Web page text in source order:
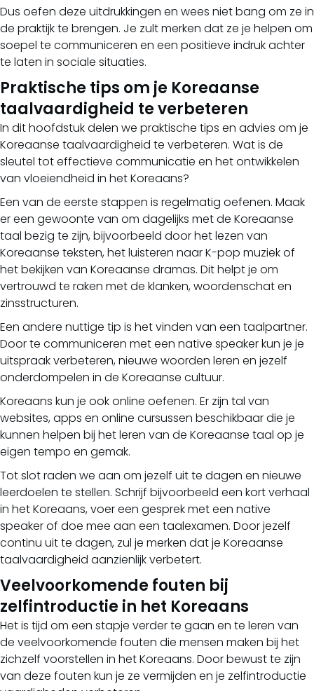
Dus oefen deze uitdrukkingen en wees niet bang om ze in
de praktijk te brengen. Je zult merken dat ze je helpen om
soepel te communiceren en een positieve indruk achter
te laten in sociale situaties.
Praktische tips om je Koreaanse
taalvaardigheid te verbeteren
In dit hoofdstuk delen we praktische tips en advies om je
Koreaanse taalvaardigheid te verbeteren. Wat is de
sleutel tot effectieve communicatie en het ontwikkelen
van vloeiendheid in het Koreaans?
Een van de eerste stappen is regelmatig oefenen. Maak
er een gewoonte van om dagelijks met de Koreaanse
taal bezig te zijn, bijvoorbeeld door het lezen van
Koreaanse teksten, het luisteren naar K-pop muziek of
het bekijken van Koreaanse dramas. Dit helpt je om
vertrouwd te raken met de klanken, woordenschat en
zinsstructuren.
Een andere nuttige tip is het vinden van een taalpartner.
Door te communiceren met een native speaker kun je je
uitspraak verbeteren, nieuwe woorden leren en jezelf
onderdompelen in de Koreaanse cultuur.
Koreaans kun je ook online oefenen. Er zijn tal van
websites, apps en online cursussen beschikbaar die je
kunnen helpen bij het leren van de Koreaanse taal op je
eigen tempo en gemak.
Tot slot raden we aan om jezelf uit te dagen en nieuwe
leerdoelen te stellen. Schrijf bijvoorbeeld een kort verhaal
in het Koreaans, voer een gesprek met een native
speaker of doe mee aan een taalexamen. Door jezelf
continu uit te dagen, zul je merken dat je Koreaanse
taalvaardigheid aanzienlijk verbetert.
Veelvoorkomende fouten bij
zelfintroductie in het Koreaans
Het is tijd om een stapje verder te gaan en te leren van
de veelvoorkomende fouten die mensen maken bij het
zichzelf voorstellen in het Koreaans. Door bewust te zijn
van deze fouten kun je ze vermijden en je zelfintroductie